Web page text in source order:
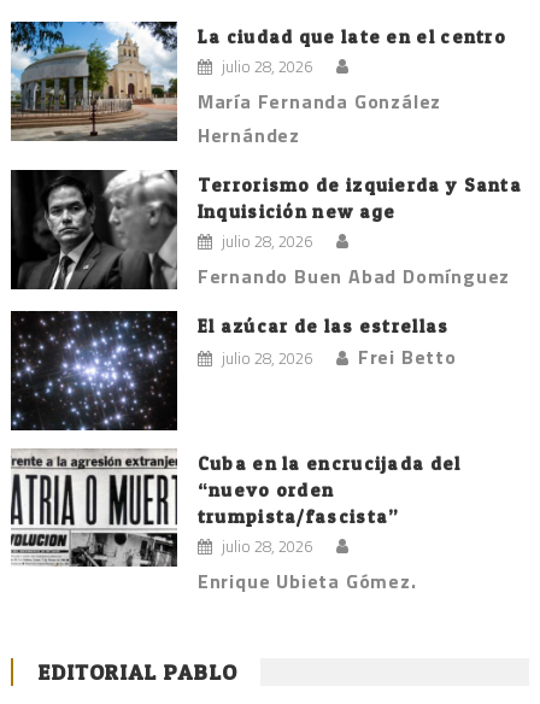
La ciudad que late en el centro
julio 28, 2026
María Fernanda González
Hernández
Terrorismo de izquierda y Santa
Inquisición new age
julio 28, 2026
Fernando Buen Abad Domínguez
El azúcar de las estrellas
julio 28, 2026 Frei Betto
Cuba en la encrucijada del
“nuevo orden
trumpista/fascista”
julio 28, 2026
Enrique Ubieta Gómez.
EDITORIAL PABLO